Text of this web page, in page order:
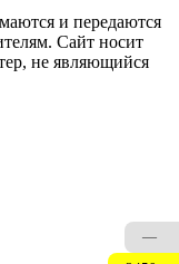
и передаются
Сайт носит
не являющийся
—